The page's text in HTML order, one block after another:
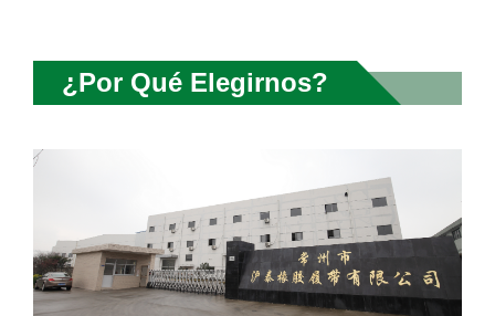
¿Por Qué Elegirnos?